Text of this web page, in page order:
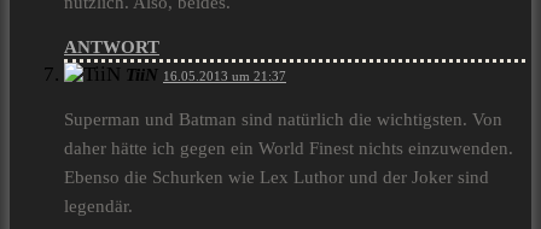
ANTWORT
TiiN 16.05.2013 um 21:37
Superman und Batman sind natürlich die wichtigsten. Von
daher hätte ich gegen ein World Finest nichts einzuwenden.
Ebenso die Schurken wie Lex Luthor und der Joker sind
legendär.